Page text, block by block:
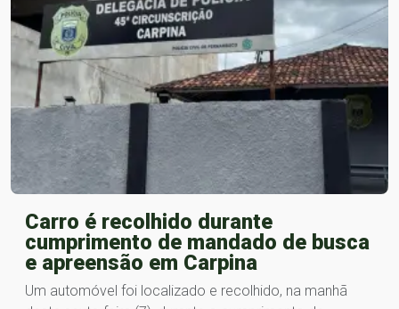
Carro é recolhido durante
cumprimento de mandado de busca
e apreensão em Carpina
Um automóvel foi localizado e recolhido, na manhã